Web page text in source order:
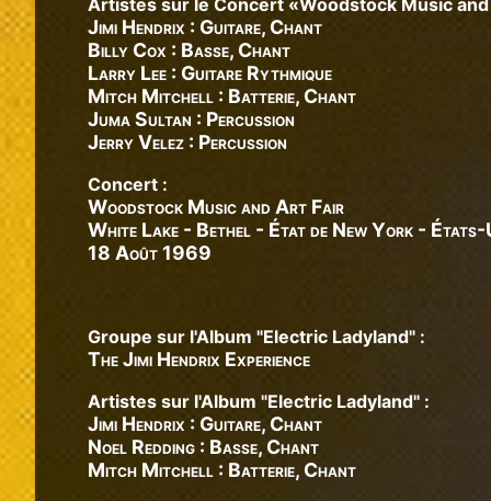
Artistes sur le Concert «Woodstock Music
Jimi Hendrix : Guitare, Chant
Billy Cox : Basse, Chant
Larry Lee : Guitare Rythmique
Mitch Mitchell : Batterie, Chant
Juma Sultan : Percussion
Jerry Velez : Percussion
Concert :
Woodstock Music and Art Fair
White Lake - Bethel - État de New York - États-
18 Août 1969
Groupe sur l'Album "Electric Ladyland" :
The Jimi Hendrix Experience
Artistes sur l'Album "Electric Ladyland" :
Jimi Hendrix : Guitare, Chant
Noel Redding : Basse, Chant
Mitch Mitchell : Batterie, Chant